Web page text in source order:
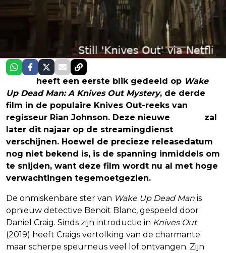
heeft een eerste blik gedeeld op Wake
Up Dead Man: A Knives Out Mystery, de derde
film in de populaire Knives Out-reeks van
regisseur Rian Johnson. Deze nieuwe
zal
later dit najaar op de streamingdienst
verschijnen. Hoewel de precieze releasedatum
nog niet bekend is, is de spanning inmiddels om
te snijden, want deze film wordt nu al met hoge
verwachtingen tegemoetgezien.
De onmiskenbare ster van Wake Up Dead Man is
opnieuw detective Benoit Blanc, gespeeld door
Daniel Craig. Sinds zijn introductie in Knives Out
(2019) heeft Craigs vertolking van de charmante
maar scherpe speurneus veel lof ontvangen. Zijn